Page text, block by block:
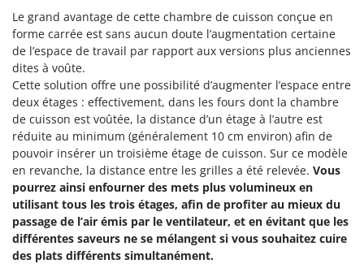
Sirman
Skil
Smartwood
Smeg
Snapper
Solidur
Spice Electronics
Spiralmac
Spring Protezione
Spyro
Stanley
Le grand avantage de cette chambre de cuisson conçue en
forme carrée est sans aucun doute l’augmentation certaine
de l’espace de travail par rapport aux versions plus anciennes
dites à voûte.
Cette solution offre une possibilité d’augmenter l’espace entre
deux étages : effectivement, dans les fours dont la chambre
de cuisson est voûtée, la distance d’un étage à l’autre est
réduite au minimum (généralement 10 cm environ) afin de
pouvoir insérer un troisième étage de cuisson. Sur ce modèle
en revanche, la distance entre les grilles a été relevée. Vous
pourrez ainsi enfourner des mets plus volumineux en
utilisant tous les trois étages, afin de profiter au mieux du
passage de l’air émis par le ventilateur, et en évitant que les
différentes saveurs ne se mélangent si vous souhaitez cuire
des plats différents simultanément.